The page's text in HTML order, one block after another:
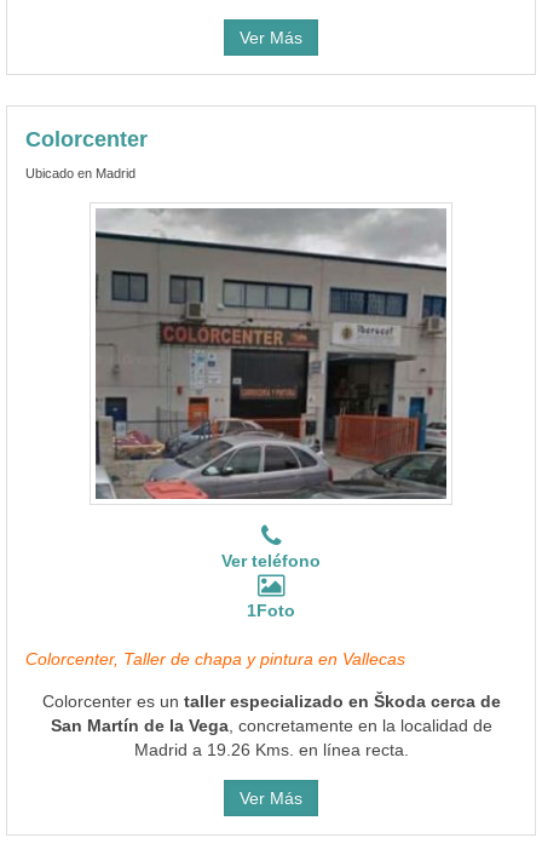
Ver Más
Colorcenter
Ubicado en Madrid
Ver teléfono
1Foto
Colorcenter, Taller de chapa y pintura en Vallecas
Colorcenter es un taller especializado en Škoda cerca de
San Martín de la Vega, concretamente en la localidad de
Madrid a 19.26 Kms. en línea recta.
Ver Más